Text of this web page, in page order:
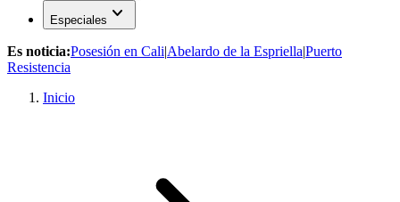
Especiales expand_more
Es noticia:Posesión en Cali|Abelardo de la Espriella|Puerto
Resistencia
Inicio